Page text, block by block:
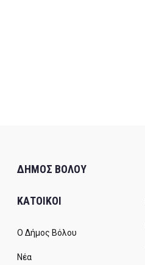
ΔΗΜΟΣ ΒΟΛΟΥ
ΚΑΤΟΙΚΟΙ
Ο Δήμος Βόλου
Νέα